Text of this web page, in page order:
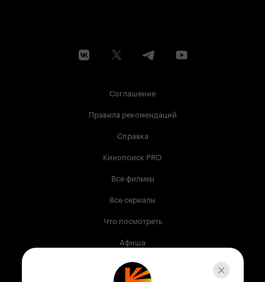
Соглашение
Правила рекомендаций
Справка
Кинопоиск PRO
Все фильмы
Все сериалы
Что посмотреть
Афиша
Музыка